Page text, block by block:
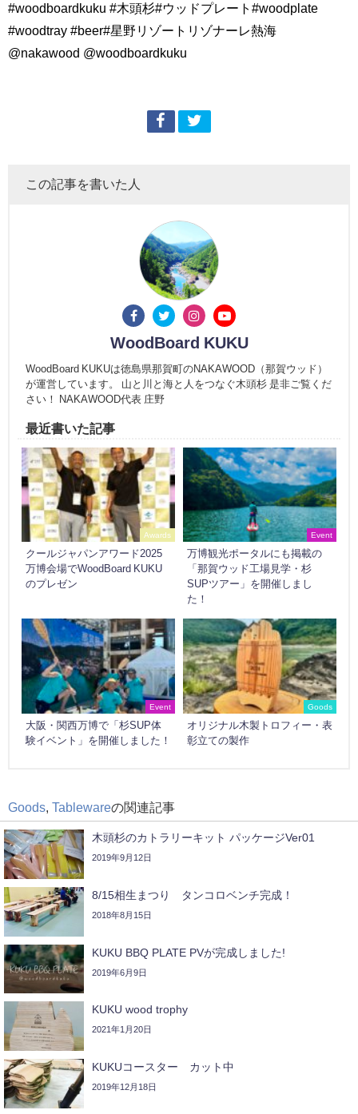
#woodboardkuku #木頭杉#ウッドプレート#woodplate
#woodtray #beer#星野リゾートリゾナーレ熱海
@nakawood @woodboardkuku
この記事を書いた人
WoodBoard KUKU
WoodBoard KUKUは徳島県那賀町のNAKAWOOD（那賀ウッド）
が運営しています。 山と川と海と人をつなぐ木頭杉 是非ご覧くだ
さい！ NAKAWOOD代表 庄野
最近書いた記事
Awards
クールジャパンアワード2025
万博会場でWoodBoard KUKU
のプレゼン
Event
万博観光ポータルにも掲載の
「那賀ウッド工場見学・杉
SUPツアー」を開催しまし
た！
Event
大阪・関西万博で「杉SUP体
験イベント」を開催しました！
Goods
オリジナル木製トロフィー・表
彰立ての製作
Goods Tablewareの関連記事
木頭杉のカトラリーキット パッケージVer01
2019年9月12日
8/15相生まつり タンコロベンチ完成！
2018年8月15日
KUKU BBQ PLATE PVが完成しました!
2019年6月9日
KUKU wood trophy
2021年1月20日
KUKUコースター カット中
2019年12月18日